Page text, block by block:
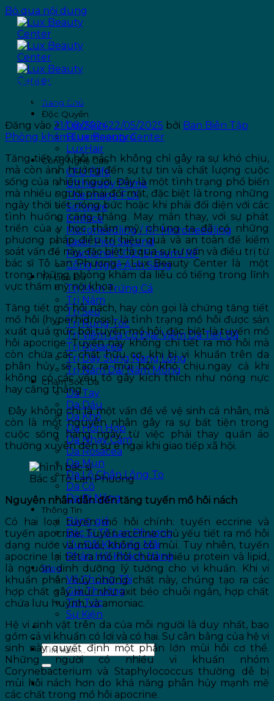
Bỏ qua nội dung
Trang Chủ
Độc Quyền
LuxSkin
Bluemoonpro
LuxHair
Công Nghệ Cao
CFU Èlife
Ultherapy Prime
Thermage FLX
Sofwave
Emface
Microneedling / RF Microneedling
Laser Pico Second
Fractional CO2/ Erbium/ RF
Công Nghệ Ánh Sáng
Trị Liệu Da
Trị Mụn Trứng Cá
Trị Nám
Trị Sẹo
Trị Rụng Tóc
Trị Viêm Da Cơ Địa/ Viêm Da Tiết Bã
Trị Rosacea
Trị Dày Sừng Nang Lông
Trị Nấm Da/ Nấm Móng
Chăm Sóc Da
Da Tay
Da Dầu
Da Khô
Da Hỗn Hợp
Da Nhạy Cảm
Da Rosacea
Da Mụn
Da Lỗ Chân Lông To
Da Cổ
Da Đi Nắng
Thông Tin
Bảng giá
Bác Sĩ Tô Lan Phương
Ưu Đãi Khuyến Mãi
Phản Hồi Khách Hàng
Blog
Về Chúng Tôi
Giải Thưởng
Tin Tức
Sự Kiện
ƯU ĐÃI
LIÊN HỆ
Cách Xử Lý Tăng Tiết Mồ Hôi Nách
Với Bác Sĩ Tô Lan Phương
Đăng vào 21/08/202422/05/2025 bởi Ban Biên Tập
Phòng khám Lux Beauty Center
Tăng tiết mồ hôi nách không chỉ gây ra sự khó chịu,
mà còn ảnh hưởng đến sự tự tin và chất lượng cuộc
sống của nhiều người. Đây là một tình trạng phổ biến
mà nhiều người phải đối mặt, đặc biệt là trong những
ngày thời tiết nóng bức hoặc khi phải đối diện với các
tình huống căng thẳng. May mắn thay, với sự phát
triển của y học thẩm mỹ, chúng ta đã có những
phương pháp điều trị hiệu quả và an toàn để kiểm
soát vấn đề này, đặc biệt là qua sự tư vấn và điều trị từ
bác sĩ Tô Lan Phương – Lux Beauty Center là một
trong những phòng khám da liễu có tiếng trong lĩnh
vực thẩm mỹ nội khoa.
Tăng tiết mồ hôi nách, hay còn gọi là chứng tăng tiết
mồ hôi (hyperhidrosis), là tình trạng mồ hôi được sản
xuất quá mức bởi tuyến mồ hôi, đặc biệt là tuyến mồ
hôi apocrine. Tuyến này không chỉ tiết ra mồ hôi mà
còn chứa các chất hữu cơ, khi bị vi khuẩn trên da
phân hủy sẽ tạo ra mùi hôi khó chịu.ngay cả khi
không có các yếu tố gây kích thích như nóng nực
hay căng thẳng.
Đây không chỉ là một vấn đề về vệ sinh cá nhân, mà
còn là một nguyên nhân gây ra sự bất tiện trong
cuộc sống hàng ngày, từ việc phải thay quần áo
thường xuyên đến sự e ngại khi giao tiếp xã hội.
Bác sĩ Tô Lan Phương
Nguyên nhân dẫn đến tăng tuyến mồ hôi nách
Có hai loại tuyến mồ hôi chính: tuyến eccrine và
tuyến apocrine. Tuyến eccrine chủ yếu tiết ra mồ hôi
dạng nước và muối, không có mùi. Tuy nhiên, tuyến
apocrine lại tiết ra mồ hôi chứa nhiều protein và lipid,
là nguồn dinh dưỡng lý tưởng cho vi khuẩn. Khi vi
khuẩn phân hủy những chất này, chúng tạo ra các
hợp chất gây mùi như axit béo chuỗi ngắn, hợp chất
chứa lưu huỳnh, và amoniac.
Hệ vi sinh vật trên da của mỗi người là duy nhất, bao
gồm cả vi khuẩn có lợi và có hại. Sự cân bằng của hệ vi
sinh này quyết định một phần lớn mùi hôi cơ thể.
Những người có nhiều vi khuẩn nhóm
Corynebacterium và Staphylococcus thường dễ bị
mùi hôi nách hơn do khả năng phân hủy mạnh mẽ
các chất trong mồ hôi apocrine.